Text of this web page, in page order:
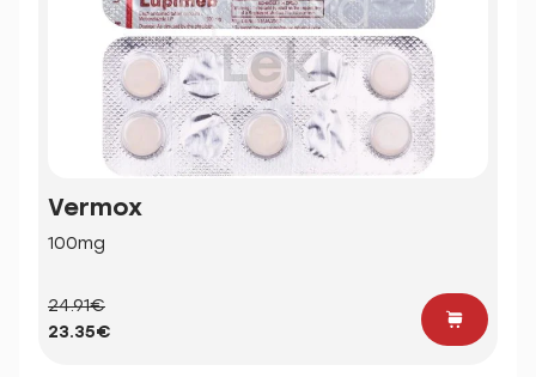
Vermox
100mg
24.91€
23.35€